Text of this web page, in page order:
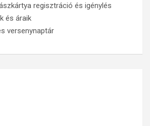
regisztráció és igénylés
és áraik
versenynaptár